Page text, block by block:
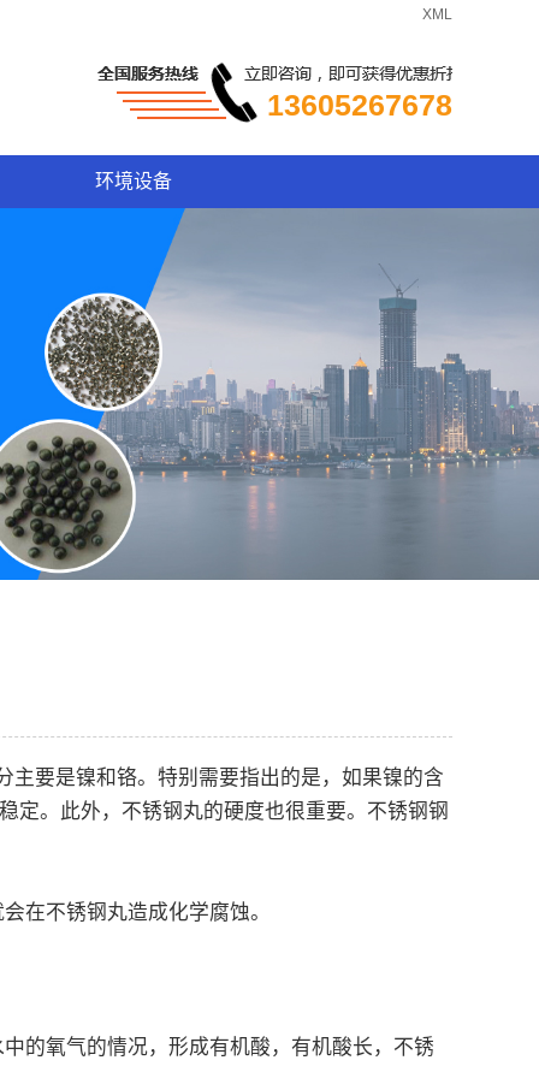
XML
13605267678
环境设备
要是镍和铬。特别需要指出的是，如果镍的含
定。此外，不锈钢丸的硬度也很重要。不锈钢钢
不锈钢丸造成化学腐蚀。
氧气的情况，形成有机酸，有机酸长，不锈